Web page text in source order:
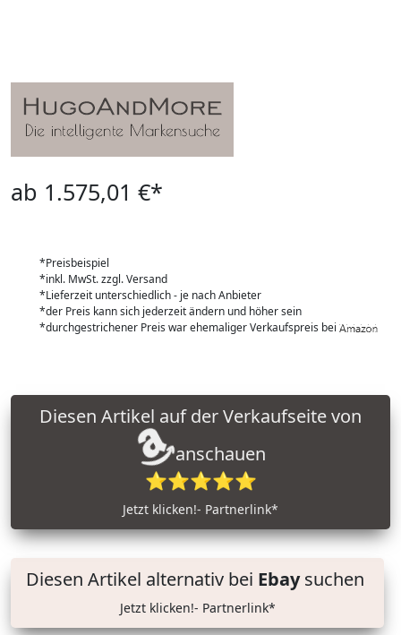
ab 1.575,01 €*
*Preisbeispiel
*inkl. MwSt. zzgl. Versand
*Lieferzeit unterschiedlich - je nach Anbieter
*der Preis kann sich jederzeit ändern und höher sein
*durchgestrichener Preis war ehemaliger Verkaufspreis bei
anschauen
⭐⭐⭐⭐⭐
Jetzt klicken!- Partnerlink*
Diesen Artikel alternativ bei Ebaysuchen
Jetzt klicken!- Partnerlink*